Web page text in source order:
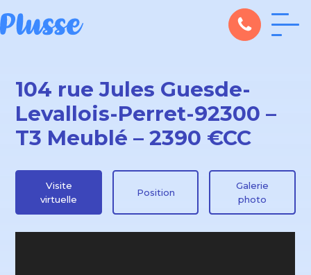
104 rue Jules Guesde-
Levallois-Perret-92300 –
T3 Meublé – 2390 €CC
Visite
virtuelle
Position
Galerie
photo